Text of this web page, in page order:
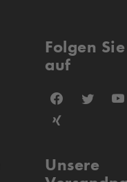
Folgen
auf
Unsere